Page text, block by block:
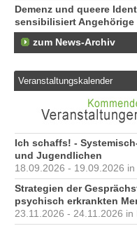
Demenz und queere
sensibilisiert Angehörige
zum News-Archiv
Veranstaltungskalender
Ich schaffs! -
und Jugendlichen
18.09.2026 - 19.09.2026 in
Strategien der
psychisch erkrankten
23.11.2026 - 24.11.2026 in